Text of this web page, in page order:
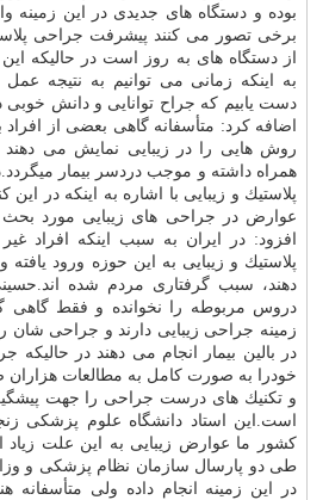
بوده و دستگاه های جدیدی در این زمینه
برخی تصور می كنند پیشرفت جراحی
از دستگاه های به روز است در حالیكه
به اینكه زمانی می توانیم به نتیجه
دست یابیم كه جراح توانایی و دانش خوبی
اضافه كرد: متأسفانه گاهی بعضی از افراد
روش هایی را در زیبایی نمایش می
همراه داشته و موجب دردسر بیمار
پلاستیك و زیبایی با اشاره به اینكه در این
عوارض در جراحی های زیبایی مورد بحث
افزود: در ایران به سبب اینكه افراد
پلاستیك و زیبایی به این حوزه ورود یافته
دهند، سبب گرفتاری مردم شده
دروس مربوطه را نخوانده و فقط گاهی
زمینه جراحی زیبایی دارند و جراحی شان
در بالین بیمار انجام می دهند در
خودرا به صورت كامل به مطالعات
و تكنیك های درست جراحی را جهت
است.این استاد دانشگاه علوم پزشكی
كشور ما عوارض زیبایی به این علت زیاد
طی دو پارسال سازمان نظام پزشكی و
در این زمینه انجام داده ولی متأسفانه